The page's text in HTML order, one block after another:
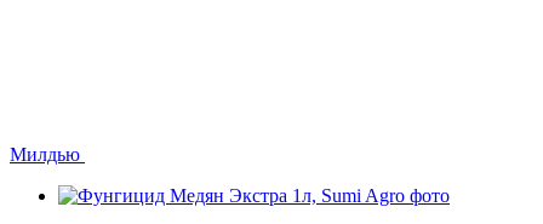
Милдью